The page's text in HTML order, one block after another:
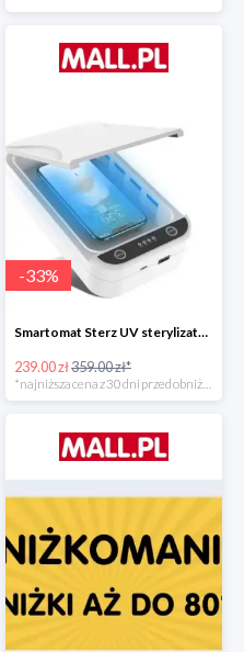
-33%
Smartomat Sterz UV sterylizator -33%
239.00 zł359.00 zł*